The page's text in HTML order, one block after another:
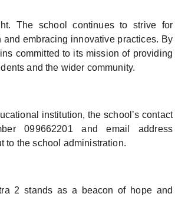
The school continues to strive for
embracing innovative practices. By
committed to its mission of providing
and the wider community.
institution, the school’s contact
099662201 and email address
to the school administration.
2 stands as a beacon of hope and